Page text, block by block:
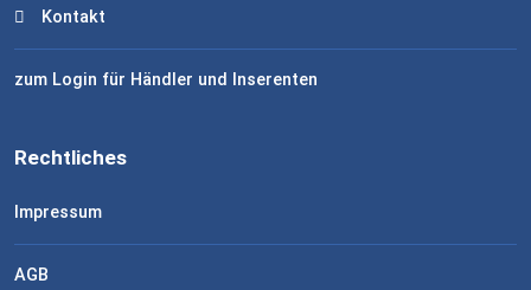
Kontakt
zum Login für Händler und Inserenten
Rechtliches
Impressum
AGB